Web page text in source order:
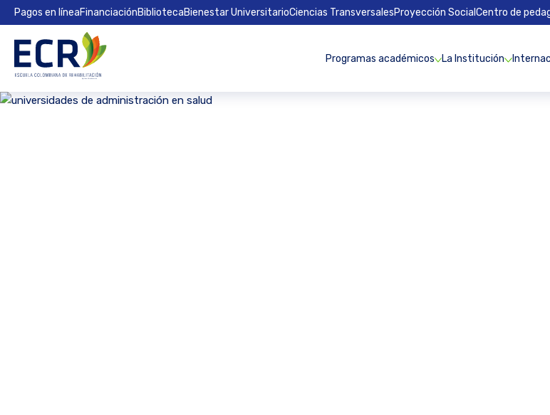
Pagos en líneaFinanciaciónBibliotecaBienestar UniversitarioCiencias TransversalesProyección Social Centro de
Programas académicos La Institución